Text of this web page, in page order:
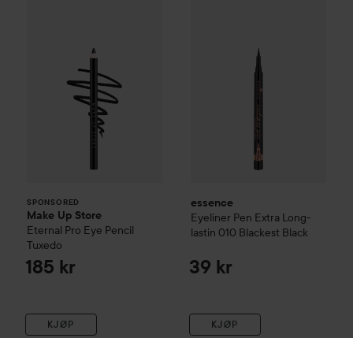
SPONSORED
Make Up Store
Eternal Pro Eye Pencil
Tuxedo
185 kr
KJØP
essence
Eyeliner Pen Extra Long-
lastin 010 Blackest Black
39 kr
KJØP